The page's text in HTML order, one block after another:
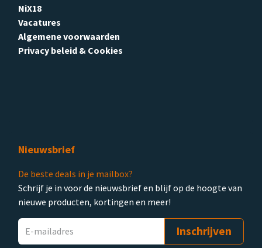
NiX18
Vacatures
Algemene voorwaarden
Privacy beleid & Cookies
Nieuwsbrief
De beste deals in je mailbox?
Schrijf je in voor de nieuwsbrief en blijf op de hoogte van
nieuwe producten, kortingen en meer!
Inschrijven